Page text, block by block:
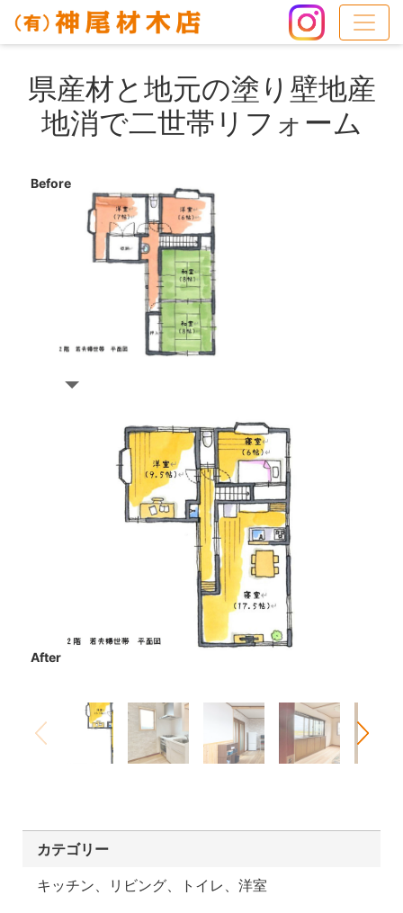
県産材と地元の塗り壁地産
地消で二世帯リフォーム
カテゴリー
キッチン、リビング、トイレ、洋室